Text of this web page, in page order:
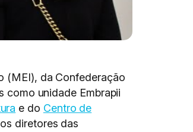
(MEI), da Confederação
como unidade Embrapii
e do Centro de
diretores das